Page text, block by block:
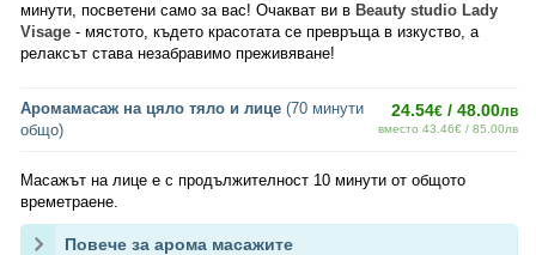
минути, посветени само за вас! Очакват ви в Beauty studio Lady
Visage - мястото, където красотата се превръща в изкуство, а
релаксът става незабравимо преживяване!
Аромамасаж на цяло тяло и лице (70 минути
общо)
24.54€ / 48.00лв
вместо 43.46€ / 85.00лв
Масажът на лице е с продължителност 10 минути от общото
времетраене.
Повече за арома масажите